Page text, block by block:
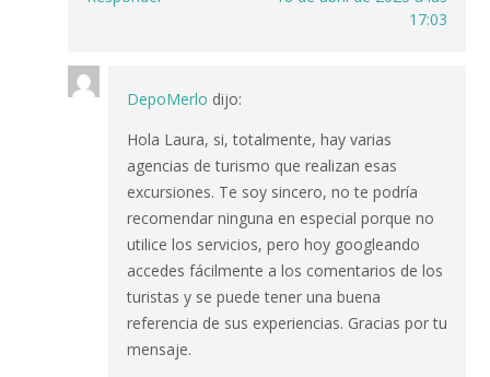
17:03
DepoMerlo dijo:
Hola Laura, si, totalmente, hay varias
agencias de turismo que realizan esas
excursiones. Te soy sincero, no te podría
recomendar ninguna en especial porque no
utilice los servicios, pero hoy googleando
accedes fácilmente a los comentarios de los
turistas y se puede tener una buena
referencia de sus experiencias. Gracias por tu
mensaje.